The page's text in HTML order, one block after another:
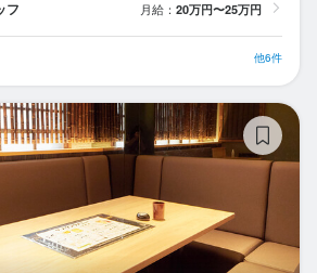
フ 月給： 20万円〜25万円
他6件